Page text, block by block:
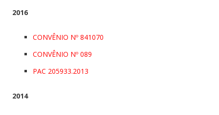
2016
CONVÊNIO Nº 841070
CONVÊNIO Nº 089
PAC 205933.2013
2014